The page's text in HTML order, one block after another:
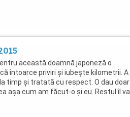
această doamnă japoneză o
întoarce priviri și iubește kilometrii. A
timp și tratată cu respect. O dau doar
așa cum am făcut-o și eu. Restul îl va
...